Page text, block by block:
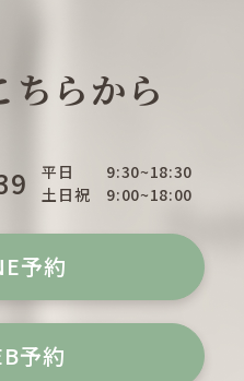
ちらから
平日
9:30~18:30
土日祝
9:00~18:00
予約
予約